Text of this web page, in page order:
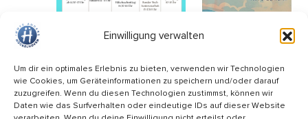
Einwilligung verwalten
Um dir ein optimales Erlebnis zu bieten, verwenden wir Technologien
wie Cookies, um Geräteinformationen zu speichern und/oder darauf
zuzugreifen. Wenn du diesen Technologien zustimmst, können wir
Daten wie das Surfverhalten oder eindeutige IDs auf dieser Website